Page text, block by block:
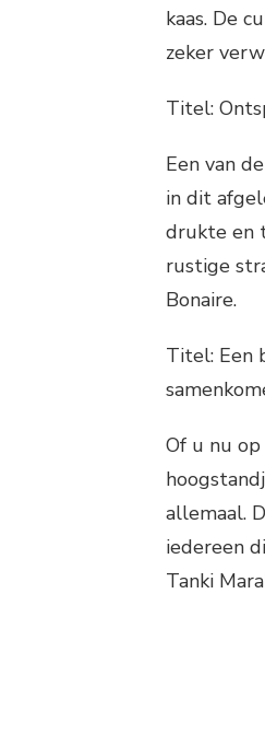
kaas. De
zeker
Titel:
Een van
in dit
drukte en
rustige
Bonaire.
Titel: Een
Of u nu
allemaal.
iedereen
Tanki